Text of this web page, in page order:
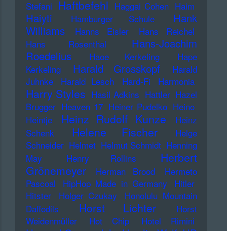
Stefani Haftbefehl Haggai Cohen Haim
Haiyti Hamburger Schule
Hank
Williams
Hanns Eisler
Hans Reichel
Hans Rosenthal
Hans-Joachim
Roedelius
Haoe Kerkeling
Hape
Kerkeling
Harald Grosskopf
Harald
Juhnke
Harald Lesch Hard-Fi Harmonia
Harry Styles Hasil Adkins Hattler Hazel
Brugger Heaven 17 Heiner Pudelko Heino
Heintje
Heinz Rudolf Kunze
Heinz
Schenk
Helene Fischer
Helge
Schneider Helmet Helmut Schmidt Henning
May
Henry Rollins
Herbert
Grönemeyer
Herman Brood
Hermeto
Pascoal
HipHop Made in Germany
Hitler
Hitster
Holger Czukay
Honolulu Mountain
Daffodils
Horst Lichter
Horst
Weidenmüller
Hot Chip Hotel Rimini